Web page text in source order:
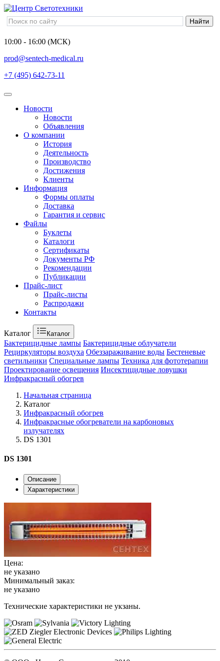
10:00 - 16:00 (МСК)
prod@sentech-medical.ru
+7 (495) 642-73-11
Новости
Новости
Объявления
О компании
История
Деятельность
Производство
Достижения
Клиенты
Информация
Формы оплаты
Доставка
Гарантия и сервис
Файлы
Буклеты
Каталоги
Сертификаты
Документы РФ
Рекомендации
Публикации
Прайс-лист
Прайс-листы
Распродажи
Контакты
Каталог Каталог
Бактерицидные лампы Бактерицидные облучатели
Рециркуляторы воздуха Обеззараживание воды Бестеневые
светильники Специальные лампы Техника для фототерапии
Проектирование освещения Инсектицидные ловушки
Инфракрасный обогрев
Начальная страница
Каталог
Инфракрасный обогрев
Инфракрасные обогреватели на карбоновых
излучателях
DS 1301
DS 1301
Описание
Характеристики
Цена:
не указано
Минимальный заказ:
не указано
Технические характеристики не укзаны.